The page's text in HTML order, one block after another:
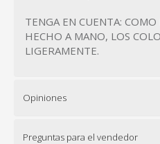
TENGA EN CUENTA:
HECHO A MANO, LOS
LIGERAMENTE.
Opiniones
Preguntas para el vendedor